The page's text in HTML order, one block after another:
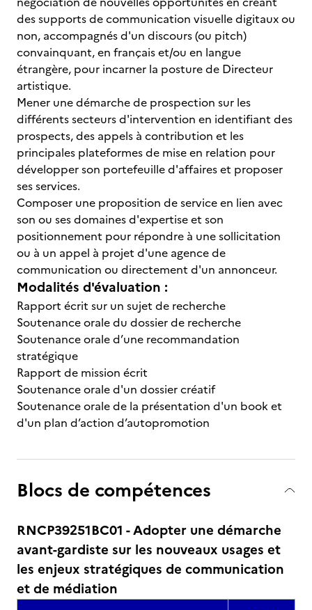
des supports de communication visuelle digitaux ou
non, accompagnés d'un discours (ou pitch)
convainquant, en français et/ou en langue
étrangère, pour incarner la posture de Directeur
artistique.
Mener une démarche de prospection sur les
différents secteurs d'intervention en identifiant des
prospects, des appels à contribution et les
principales plateformes de mise en relation pour
développer son portefeuille d'affaires et proposer
ses services.
Composer une proposition de service en lien avec
son ou ses domaines d'expertise et son
positionnement pour répondre à une sollicitation
ou à un appel à projet d'une agence de
communication ou directement d'un annonceur.
Modalités d'évaluation :
Rapport écrit sur un sujet de recherche
Soutenance orale du dossier de recherche
Soutenance orale d’une recommandation
stratégique
Rapport de mission écrit
Soutenance orale d'un dossier créatif
Soutenance orale de la présentation d'un book et
d'un plan d’action d’autopromotion
Blocs de compétences
RNCP39251BC01 - Adopter une démarche
avant-gardiste sur les nouveaux usages et
les enjeux stratégiques de communication
et de médiation